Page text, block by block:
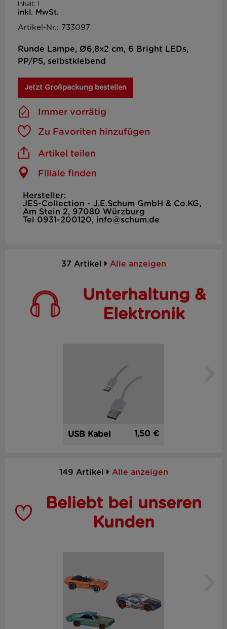
Inhalt: 1
inkl. MwSt.
Artikel-Nr.: 733097
Runde Lampe, Ø6,8x2 cm, 6 Bright LEDs,
PP/PS, selbstklebend
Jetzt Großpackung bestellen
Immer vorrätig
Zu Favoriten hinzufügen
Artikel teilen
Filiale finden
Hersteller:
JES-Collection - J.E.Schum GmbH & Co.KG,
Am Stein 2, 97080 Würzburg
Tel 0931-200120, info@schum.de
37 Artikel Alle anzeigen
Unterhaltung &
Elektronik
USB Kabel 1,50 €
149 Artikel Alle anzeigen
Beliebt bei unseren
Kunden